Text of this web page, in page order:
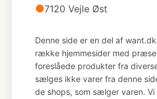
●7120 Vejle Øst
Denne side er en del af
række hjemmesider med
foreslåede produkter fra
sælges ikke varer fra denne
de shops, som sælger varen. Vi